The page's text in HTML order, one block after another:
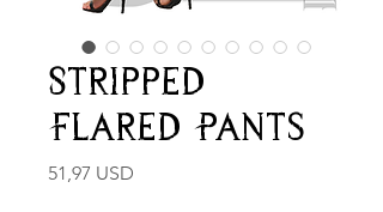
Stripped
Flared Pants
51,97 USD